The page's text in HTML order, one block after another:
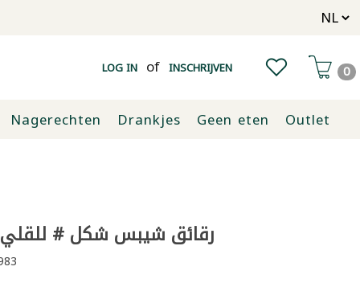
LOG IN of INSCHRIJVEN 0
Nagerechten Drankjes Geen eten
Outlet
رقائق شيبس شكل # للقلي